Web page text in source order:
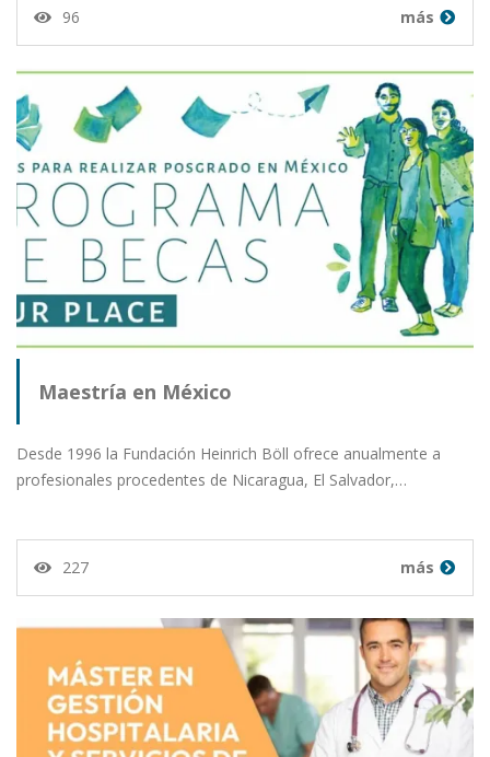
96 más
Maestría en México
Desde 1996 la Fundación Heinrich Böll ofrece anualmente a
profesionales procedentes de Nicaragua, El Salvador,…
227 más